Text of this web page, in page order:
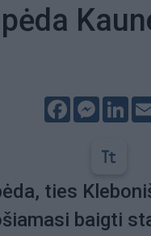
Facebook
ties
baigti